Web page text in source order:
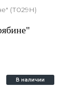
(Т029Н)
В наличии